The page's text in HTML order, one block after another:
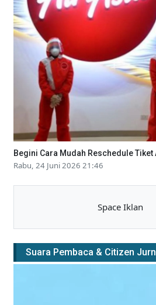
Begini Cara Mudah Reschedule
Rabu, 24 Juni 2026 21:46
Space Iklan
Suara Pembaca & Citizen